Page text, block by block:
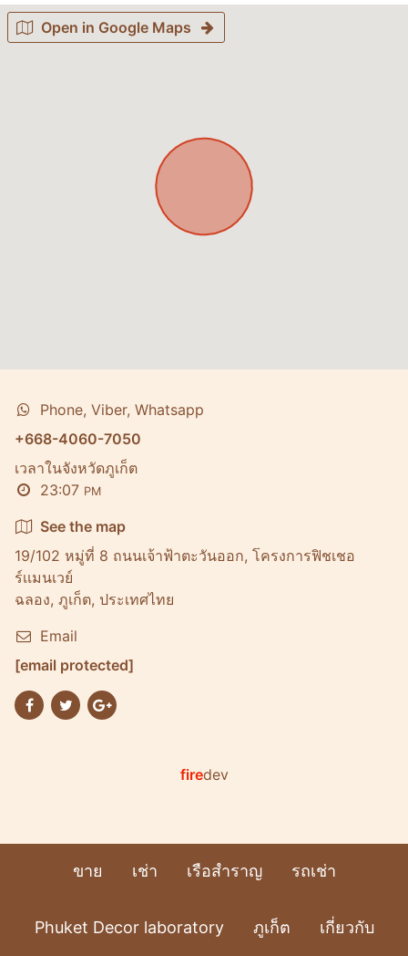
Open in Google Maps
Phone, Viber, Whatsapp
+668-4060-7050
เวลาในจังหวัดภูเก็ต
23:07 PM
See the map
19/102 หมู่ที่ 8 ถนนเจ้าฟ้าตะวันออก, โครงการฟิชเชอ
ร์เเมนเวย์
ฉลอง, ภูเก็ต, ประเทศไทย
Email
[email protected]
firedev
ขาย เช่า เรือสำราญ รถเช่า
Phuket Decor laboratory ภูเก็ต เกี่ยวกับ